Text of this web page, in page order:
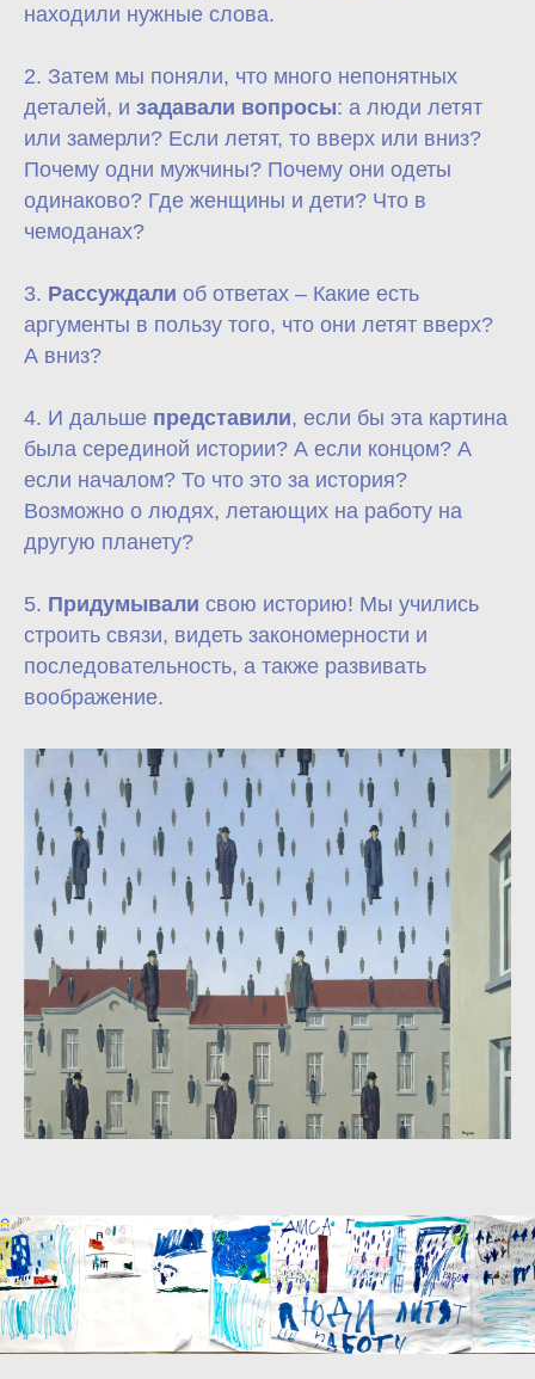
находили нужные слова.
2. Затем мы поняли, что много непонятных
деталей, и задавали вопросы: а люди летят
или замерли? Если летят, то вверх или вниз?
Почему одни мужчины? Почему они одеты
одинаково? Где женщины и дети? Что в
чемоданах?
3. Рассуждали об ответах – Какие есть
аргументы в пользу того, что они летят вверх?
А вниз?
4. И дальше представили, если бы эта картина
была серединой истории? А если концом? А
если началом? То что это за история?
Возможно о людях, летающих на работу на
другую планету?
5. Придумывали свою историю! Мы учились
строить связи, видеть закономерности и
последовательность, а также развивать
воображение.